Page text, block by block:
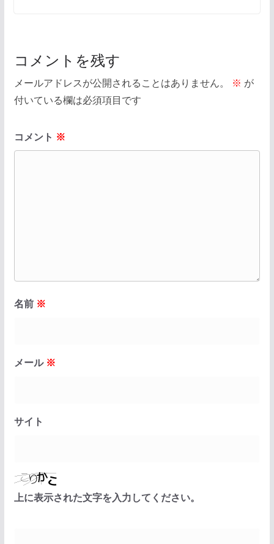
コメントを残す
メールアドレスが公開されることはありません。 ※ が
付いている欄は必須項目です
コメント ※
名前 ※
メール ※
サイト
上に表示された文字を入力してください。